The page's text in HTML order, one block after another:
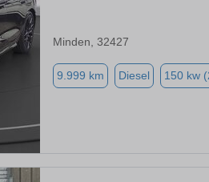
Minden, 32427
9.999 km Diesel 150 kw